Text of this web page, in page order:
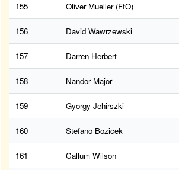
155 Oliver Mueller (FfO)
156 David Wawrzewski
157 Darren Herbert
158 Nandor Major
159 Gyorgy Jehirszki
160 Stefano Bozicek
161 Callum Wilson